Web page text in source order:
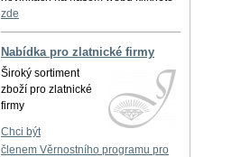
zde
Nabídka pro zlatnické firmy
Široký sortiment
zboží pro zlatnické
firmy
Chci být
členem Věrnostního programu pro